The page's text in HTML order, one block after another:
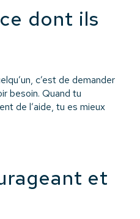
dont ils
c’est de demander
besoin. Quand tu
de l’aide, tu es mieux
et